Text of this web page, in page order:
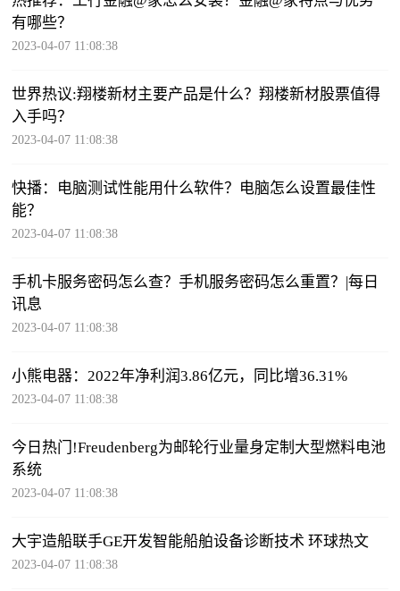
有哪些？
2023-04-07 11:08:38
世界热议:翔楼新材主要产品是什么？翔楼新材股票值得
入手吗？
2023-04-07 11:08:38
快播：电脑测试性能用什么软件？电脑怎么设置最佳性
能？
2023-04-07 11:08:38
手机卡服务密码怎么查？手机服务密码怎么重置？|每日
讯息
2023-04-07 11:08:38
小熊电器：2022年净利润3.86亿元，同比增36.31%
2023-04-07 11:08:38
今日热门!Freudenberg为邮轮行业量身定制大型燃料电池
系统
2023-04-07 11:08:38
大宇造船联手GE开发智能船舶设备诊断技术 环球热文
2023-04-07 11:08:38